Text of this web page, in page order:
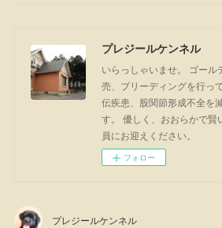
プレジールケンネル
いらっしゃいませ。 ゴール
売、ブリーディングを行っ
伝疾患、股関節形成不全を
す。 優しく、おおらかで
員にお迎えください。
フォロー
プレジールケンネル